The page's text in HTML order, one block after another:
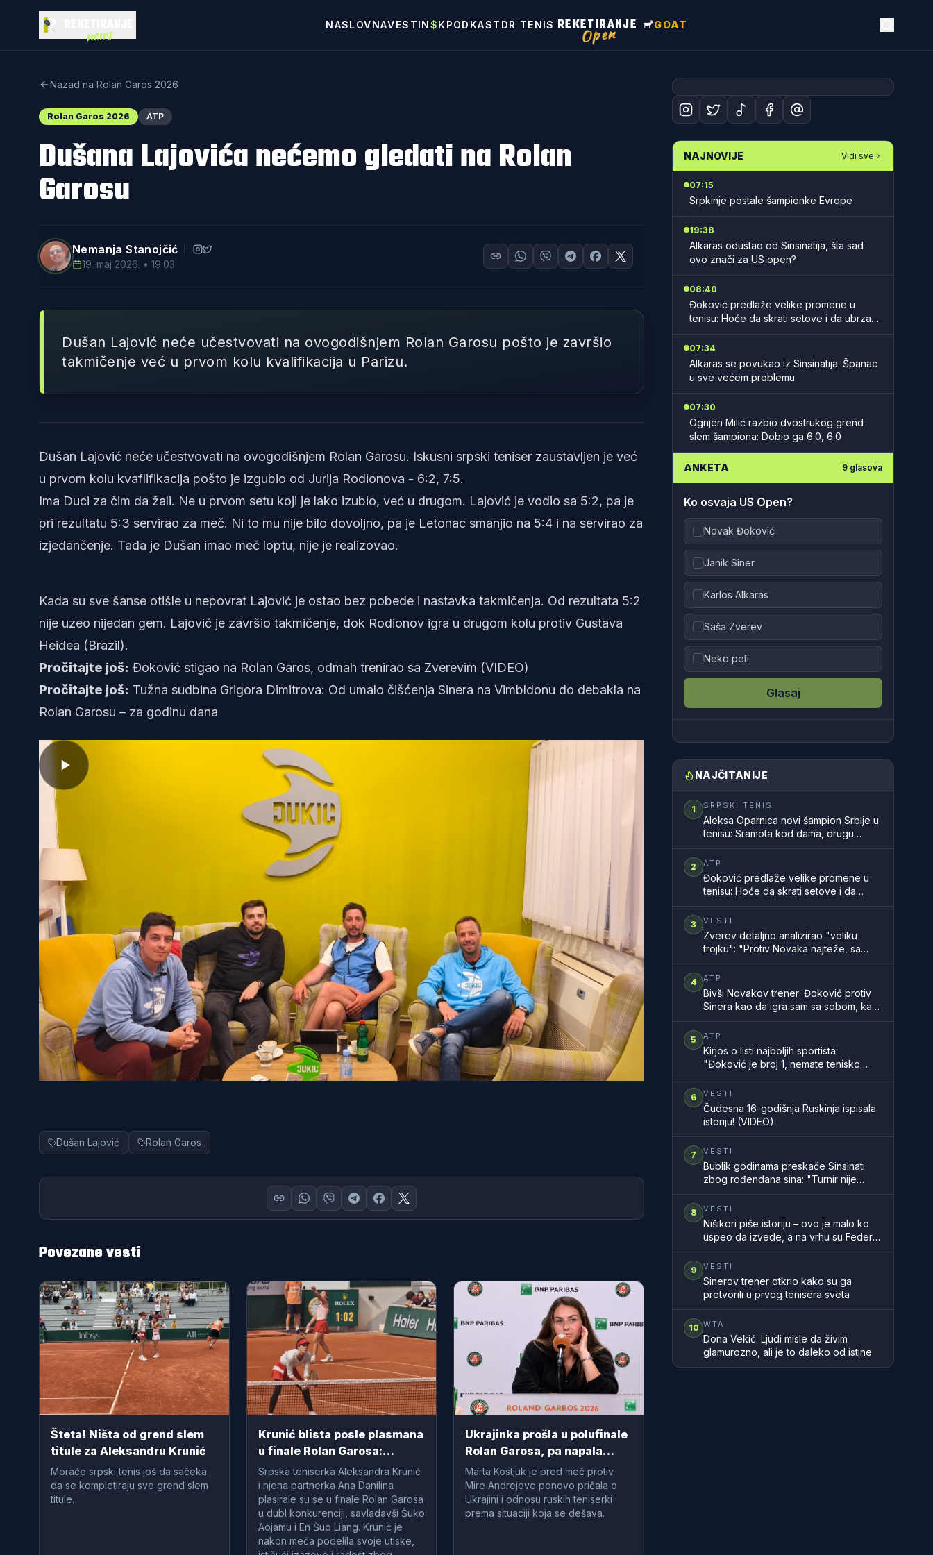
news NASLOVNAVESTIN$K PODKAST DR TENIS REKETIRANJE
Open GOAT
Nazad na Rolan Garos 2026
Rolan Garos 2026 ATP
Dušana Lajovića nećemo gledati na Rolan
Garosu
Nemanja Stanojčić
19. maj 2026. • 19:03
Dušan Lajović neće učestvovati na ovogodišnjem Rolan Garosu pošto je završio
takmičenje već u prvom kolu kvalifikacija u Parizu.
Dušan Lajović neće učestvovati na ovogodišnjem Rolan Garosu. Iskusni srpski teniser zaustavljen je već
u prvom kolu kvaflifikacija pošto je izgubio od Jurija Rodionova - 6:2, 7:5.
Ima Duci za čim da žali. Ne u prvom setu koji je lako izubio, već u drugom. Lajović je vodio sa 5:2, pa je
pri rezultatu 5:3 servirao za meč. Ni to mu nije bilo dovoljno, pa je Letonac smanjio na 5:4 i na servirao za
izjedančenje. Tada je Dušan imao meč loptu, nije je realizovao.
Kada su sve šanse otišle u nepovrat Lajović je ostao bez pobede i nastavka takmičenja. Od rezultata 5:2
nije uzeo nijedan gem. Lajović je završio takmičenje, dok Rodionov igra u drugom kolu protiv Gustava
Heidea (Brazil).
Pročitajte još: Đoković stigao na Rolan Garos, odmah trenirao sa Zverevim (VIDEO)
Pročitajte još: Tužna sudbina Grigora Dimitrova: Od umalo čišćenja Sinera na Vimbldonu do debakla na
Rolan Garosu – za godinu dana
Dušan Lajović Rolan Garos
Povezane vesti
Šteta! Ništa od grend slem
titule za Aleksandru Krunić
Moraće srpski tenis još da sačeka
da se kompletiraju sve grend slem
titule.
Krunić blista posle plasmana
u finale Rolan Garosa:
"Sreća pa imam žirafu pored
sebe!"
Srpska teniserka Aleksandra Krunić
i njena partnerka Ana Danilina
plasirale su se u finale Rolan Garosa
u dubl konkurenciji, savladavši Šuko
Aojamu i En Šuo Liang. Krunić je
nakon meča podelila svoje utiske,
Ukrajinka prošla u polufinale
Rolan Garosa, pa napala
ruske teniserke: "Kako
mogu mirno da spavaju?"
Marta Kostjuk je pred meč protiv
Mire Andrejeve ponovo pričala o
Ukrajini i odnosu ruskih teniserki
prema situaciji koja se dešava.
NAJNOVIJE Vidi sve
07:15
Srpkinje postale šampionke Evrope
19:38
Alkaras odustao od Sinsinatija, šta sad
ovo znači za US open?
08:40
Đoković predlaže velike promene u
tenisu: Hoće da skrati setove i da ubrza
07:34
Alkaras se povukao iz Sinsinatija: Španac
u sve većem problemu
07:30
Ognjen Milić razbio dvostrukog grend
slem šampiona: Dobio ga 6:0, 6:0
ANKETA 9 glasova
Ko osvaja US Open?
Novak Đoković
Janik Siner
Karlos Alkaras
Saša Zverev
Neko peti
Glasaj
NAJČITANIJE
1 SRPSKI TENIS
Aleksa Oparnica novi šampion Srbije u
tenisu: Sramota kod dama, drugu
zemlje
2 ATP
Đoković predlaže velike promene u
tenisu: Hoće da skrati setove i da
3 VESTI
Zverev detaljno analizirao "veliku
trojku": "Protiv Novaka najteže, sa
4 ATP
Bivši Novakov trener: Đoković protiv
Sinera kao da igra sam sa sobom, kao
5 ATP
Kirjos o listi najboljih sportista:
"Đoković je broj 1, nemate tenisko
6 VESTI
Čudesna 16-godišnja Ruskinja ispisala
istoriju! (VIDEO)
7 VESTI
Bublik godinama preskače Sinsinati
zbog rođendana sina: "Turnir nije
8 VESTI
Nišikori piše istoriju – ovo je malo ko
uspeo da izvede, a na vrhu su Federer
9 VESTI
Sinerov trener otkrio kako su ga
pretvorili u prvog tenisera sveta
10 WTA
Dona Vekić: Ljudi misle da živim
glamurozno, ali je to daleko od istine